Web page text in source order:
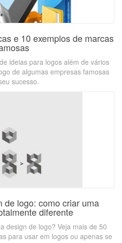
e 10 exemplos de marcas
ideias para logos além de vários
de algumas empresas famosas
sucesso.
de logo: como criar uma
diferente
design de logo? Veja mais de 50
para usar em logos ou apenas se